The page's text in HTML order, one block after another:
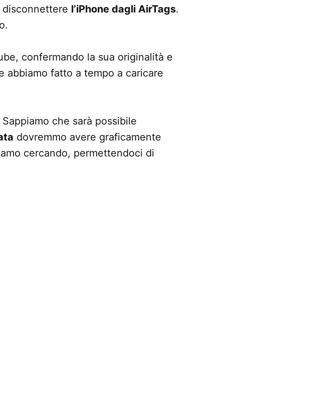
disconnettere l’iPhone dagli AirTags.
confermando la sua originalità e
abbiamo fatto a tempo a caricare
che sarà possibile
dovremmo avere graficamente
cercando, permettendoci di